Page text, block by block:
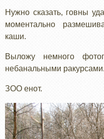
Нужно сказать, говны
моментально
каши.
Выложу немного
небанальными ракурсами.
ЗОО енот.